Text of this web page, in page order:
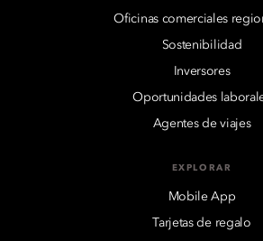
Oficinas comerciales
Sostenibilidad
Inversores
Oportunidades
Agentes de viajes
EXPLORAR
Mobile App
Tarjetas de regalo